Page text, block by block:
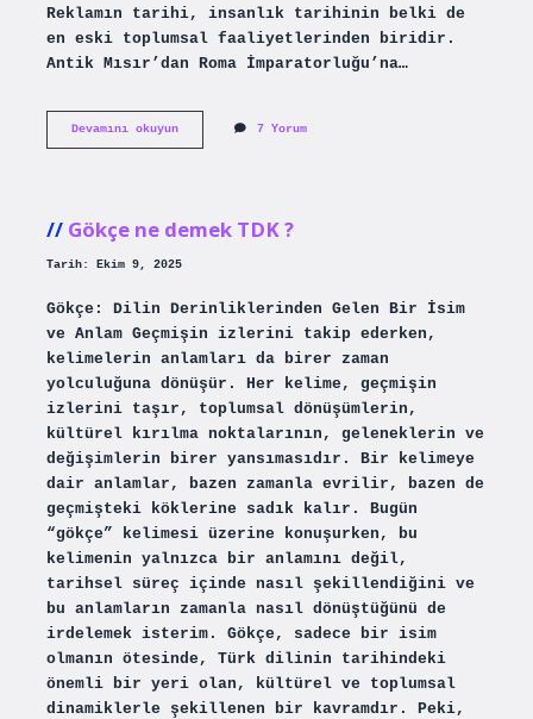
Reklamın tarihi, insanlık tarihinin belki de
en eski toplumsal faaliyetlerinden biridir.
Antik Mısır’dan Roma İmparatorluğu’na…
Devamını okuyunReklam
7 Yorum
Gökçe ne demek TDK ?
Tarih: Ekim 9, 2025
Gökçe: Dilin Derinliklerinden Gelen Bir İsim
ve Anlam Geçmişin izlerini takip ederken,
kelimelerin anlamları da birer zaman
yolculuğuna dönüşür. Her kelime, geçmişin
izlerini taşır, toplumsal dönüşümlerin,
kültürel kırılma noktalarının, geleneklerin ve
değişimlerin birer yansımasıdır. Bir kelimeye
dair anlamlar, bazen zamanla evrilir, bazen de
geçmişteki köklerine sadık kalır. Bugün
“gökçe” kelimesi üzerine konuşurken, bu
kelimenin yalnızca bir anlamını değil,
tarihsel süreç içinde nasıl şekillendiğini ve
bu anlamların zamanla nasıl dönüştüğünü de
irdelemek isterim. Gökçe, sadece bir isim
olmanın ötesinde, Türk dilinin tarihindeki
önemli bir yeri olan, kültürel ve toplumsal
dinamiklerle şekillenen bir kavramdır. Peki,